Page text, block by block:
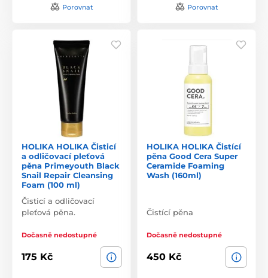
Porovnat Porovnat
HOLIKA HOLIKA Čisticí
a odličovací pleťová
pěna Primeyouth Black
Snail Repair Cleansing
Foam (100 ml)
Čisticí a odličovací
pleťová pěna.
Dočasně nedostupné
175 Kč
HOLIKA HOLIKA Čistící
pěna Good Cera Super
Ceramide Foaming
Wash (160ml)
Čistící pěna
Dočasně nedostupné
450 Kč